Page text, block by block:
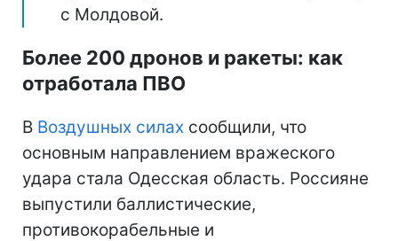
с Молдовой.
Более 200 дронов и ракеты: как
отработала ПВО
В Воздушных силах сообщили, что
основным направлением вражеского
удара стала Одесская область. Россияне
выпустили баллистические,
противокорабельные и